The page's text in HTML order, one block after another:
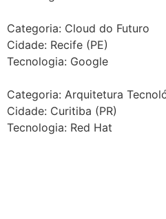
Categoria: Cloud do Futuro
Cidade: Recife (PE)
Tecnologia: Google
Categoria: Arquitetura
Cidade: Curitiba (PR)
Tecnologia: Red Hat